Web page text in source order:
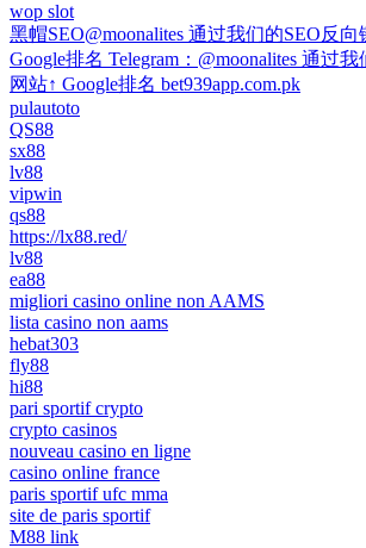
wop slot
黑帽SEO@moonalites 通过我们的SEO反
Google排名 Telegram：@moonalites 通过
网站↑ Google排名 bet939app.com.pk
pulautoto
QS88
sx88
lv88
vipwin
qs88
https://lx88.red/
lv88
ea88
migliori casino online non AAMS
lista casino non aams
hebat303
fly88
hi88
pari sportif crypto
crypto casinos
nouveau casino en ligne
casino online france
paris sportif ufc mma
site de paris sportif
M88 link